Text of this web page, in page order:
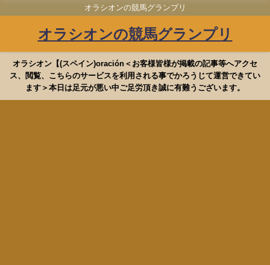
オラシオンの競馬グランプリ
オラシオンの競馬グランプリ
オラシオン【(スペイン)oración＜お客様皆様が掲載の記事等へアクセ
ス、閲覧、こちらのサービスを利用される事でかろうじて運営できてい
ます＞本日は足元が悪い中ご足労頂き誠に有難うございます。